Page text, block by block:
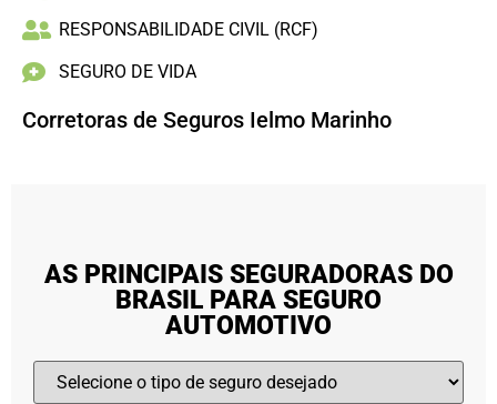
RESPONSABILIDADE CIVIL (RCF)
SEGURO DE VIDA
Corretoras de Seguros Ielmo Marinho
AS PRINCIPAIS SEGURADORAS DO
BRASIL PARA SEGURO
AUTOMOTIVO